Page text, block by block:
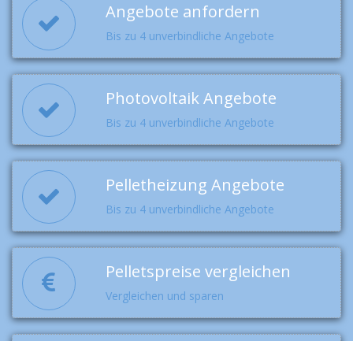
Angebote anfordern
Bis zu 4 unverbindliche Angebote
Photovoltaik Angebote
Bis zu 4 unverbindliche Angebote
Pelletheizung Angebote
Bis zu 4 unverbindliche Angebote
Pelletspreise vergleichen
Vergleichen und sparen